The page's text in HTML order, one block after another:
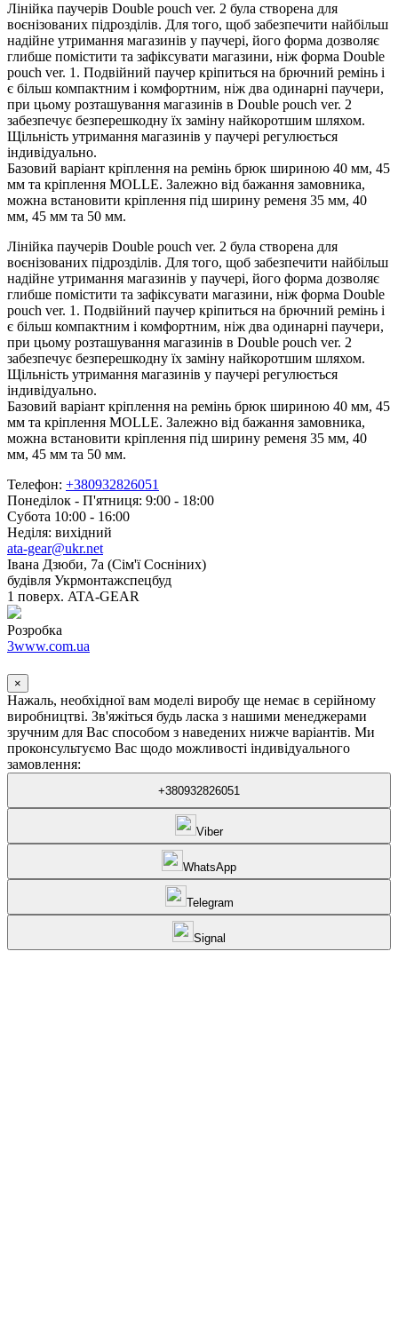
Лінійка паучерів Double pouch ver. 2 була створена для
воєнізованих підрозділів. Для того, щоб забезпечити найбільш
надійне утримання магазинів у паучері, його форма дозволяє
глибше помістити та зафіксувати магазини, ніж форма Double
pouch ver. 1. Подвійний паучер кріпиться на брючний ремінь і
є більш компактним і комфортним, ніж два одинарні паучери,
при цьому розташування магазинів в Double pouch ver. 2
забезпечує безперешкодну їх заміну найкоротшим шляхом.
Щільність утримання магазинів у паучері регулюється
індивідуально.
Базовий варіант кріплення на ремінь брюк шириною 40 мм, 45
мм та кріплення MOLLE. Залежно від бажання замовника,
можна встановити кріплення під ширину ременя 35 мм, 40
мм, 45 мм та 50 мм.
Лінійка паучерів Double pouch ver. 2 була створена для
воєнізованих підрозділів. Для того, щоб забезпечити найбільш
надійне утримання магазинів у паучері, його форма дозволяє
глибше помістити та зафіксувати магазини, ніж форма Double
pouch ver. 1. Подвійний паучер кріпиться на брючний ремінь і
є більш компактним і комфортним, ніж два одинарні паучери,
при цьому розташування магазинів в Double pouch ver. 2
забезпечує безперешкодну їх заміну найкоротшим шляхом.
Щільність утримання магазинів у паучері регулюється
індивідуально.
Базовий варіант кріплення на ремінь брюк шириною 40 мм, 45
мм та кріплення MOLLE. Залежно від бажання замовника,
можна встановити кріплення під ширину ременя 35 мм, 40
мм, 45 мм та 50 мм.
Телефон: +380932826051
Понеділок - П'ятниця: 9:00 - 18:00
Субота 10:00 - 16:00
Неділя: вихідний
ata-gear@ukr.net
Івана Дзюби, 7а (Сім'ї Сосніних)
будівля Укрмонтажспецбуд
1 поверх. ATA-GEAR
Розробка
3www.com.ua
×
Нажаль, необхідної вам моделі виробу ще немає в серійному
виробництві. Зв'яжіться будь ласка з нашими менеджерами
зручним для Вас способом з наведених нижче варіантів. Ми
проконсультуємо Вас щодо можливості індивідуального
замовлення:
+380932826051
Viber
WhatsApp
Telegram
Signal